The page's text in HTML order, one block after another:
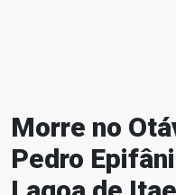
Morre no
Pedro